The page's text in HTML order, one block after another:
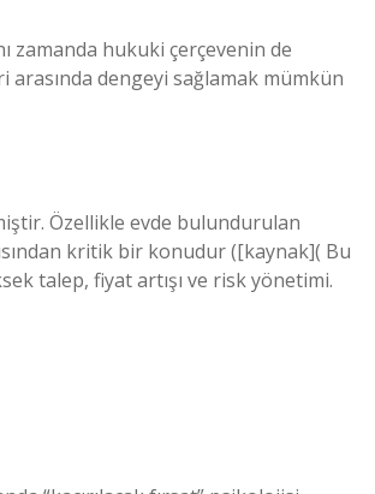
zamanda hukuki çerçevenin de
dengeyi sağlamak mümkün
Özellikle evde bulundurulan
kritik bir konudur ([kaynak]( Bu
talep, fiyat artışı ve risk yönetimi.